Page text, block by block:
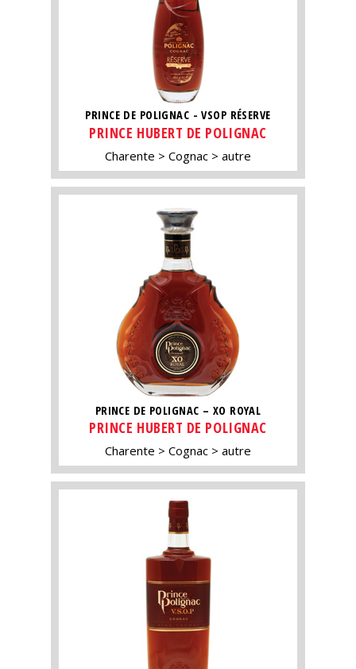
PRINCE DE POLIGNAC - VSOP RÉSERVE
PRINCE HUBERT DE POLIGNAC
Charente Cognac autre
PRINCE DE POLIGNAC – XO ROYAL
PRINCE HUBERT DE POLIGNAC
Charente Cognac autre